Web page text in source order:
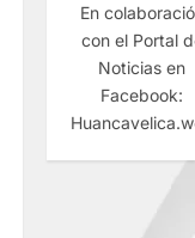
En
con el Portal
Noticias en
Facebook: